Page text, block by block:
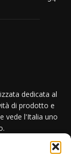
dedicata al
di prodotto e
vede l'Italia uno